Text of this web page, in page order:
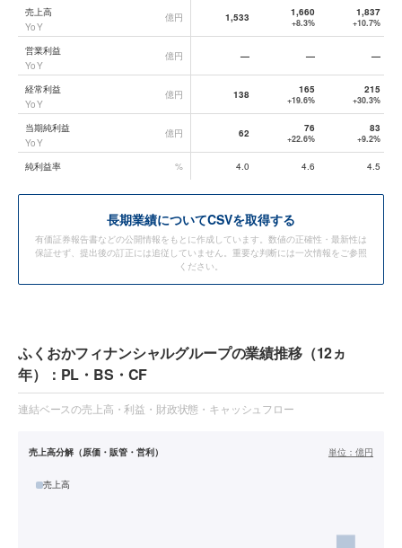
ふくおかフィナンシャルグループ
売上高
YoY
億円 1,533 1,660
+8.3%
1,837
+10.7%
営業利益
YoY
億円 — — —
経常利益
YoY
億円 138 165
+19.6%
215
+30.3%
当期純利益
YoY
億円 62 76
+22.6%
83
+9.2%
純利益率 % 4.0 4.6 4.5
長期業績についてCSVを取得する
有価証券報告書などの公開情報をもとに作成しています。数値の正確性・最新性は
保証せず、提出後の訂正には追従していません。重要な判断には一次情報をご参照
ください。
ふくおかフィナンシャルグループの業績推移（12ヵ
年）：PL・BS・CF
連結ベースの売上高・利益・財政状態・キャッシュフロー
売上高分解（原価・販管・営利） 単位： 億円
売上高